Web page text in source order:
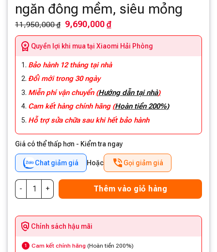
ngăn đông mềm, siêu mỏng
11,950,000 ₫ 9,690,000 ₫
Quyền lợi khi mua tại Xiaomi Hải Phòng
Bảo hành 12 tháng tại nhà
Đổi mới trong 30 ngày
Miễn phí vận chuyển (Hướng dẫn tại nhà)
Cam kết hàng chính hãng (Hoàn tiền 200%)
Hỗ trợ sửa chữa sau khi hết bảo hành
Giá có thể thấp hơn - Kiểm tra ngay
Chat giảm giá Hoặc Gọi giảm giá
Thêm vào giỏ hàng
Chính sách hậu mãi
1 Cam kết chính hãng (Hoàn tiền 200%)